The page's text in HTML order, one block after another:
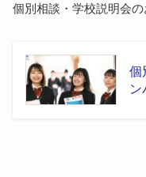
個別相談・学校説明会
個
ン